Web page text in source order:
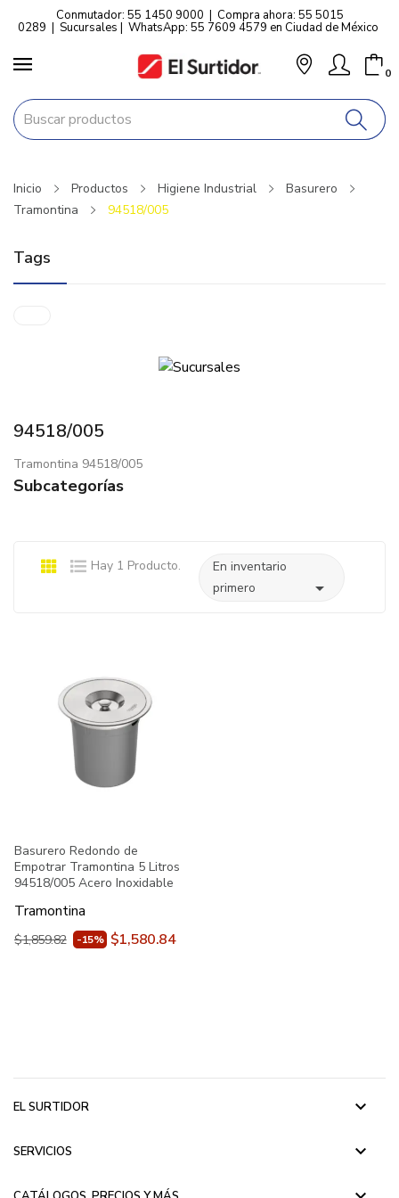
Conmutador: 55 1450 9000 | Compra ahora: 55 5015
0289 | Sucursales | WhatsApp: 55 7609 4579 en Ciudad de México
0
Inicio Productos Higiene Industrial
Basurero
Tramontina
94518/005
Tags
94518/005
Tramontina 94518/005
Subcategorías
Hay 1 Producto.
En inventario
primero

Basurero Redondo de
Empotrar Tramontina 5 Litros
94518/005 Acero Inoxidable
Tramontina
$1,859.82 -15% $1,580.84
EL SURTIDOR keyboard_arrow_down
SERVICIOS keyboard_arrow_down